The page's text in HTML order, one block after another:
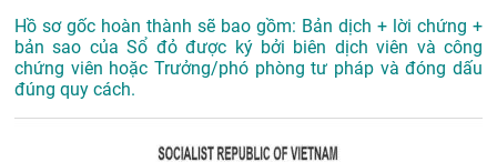
Hồ sơ gốc hoàn thành sẽ bao gồm: Bản dịch + lời chứng +
bản sao của Sổ đỏ được ký bởi biên dịch viên và công
chứng viên hoặc Trưởng/phó phòng tư pháp và đóng dấu
đúng quy cách.